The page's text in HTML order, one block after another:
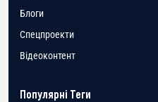
Блоги
Спецпроекти
Відеоконтент
Популярні Теги